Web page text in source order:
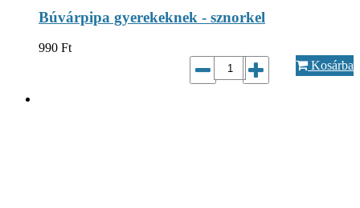
Búvárpipa gyerekeknek - sznorkel
990 Ft
Kosárba